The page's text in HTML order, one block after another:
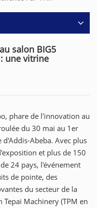
salon BIG5
une vitrine
phare de l'innovation au
du 30 mai au 1er
Abeba. Avec plus
et plus de 150
24 pays, l'événement
de pointe, des
du secteur de la
Machinery (TPM en